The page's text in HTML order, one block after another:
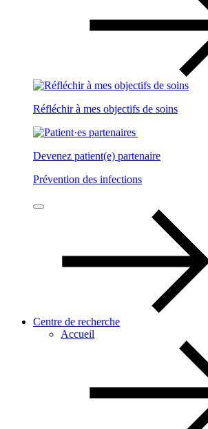
Réfléchir à mes objectifs de soins
Devenez patient(e) partenaire
Prévention des infections
Centre de recherche
Accueil